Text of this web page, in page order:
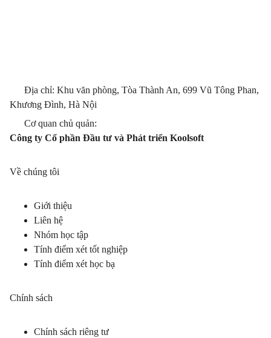
Địa chỉ: Khu văn phòng, Tòa Thành An, 699 Vũ Tông Phan,
Khương Đình, Hà Nội
Cơ quan chủ quản:
Công ty Cổ phần Đầu tư và Phát triển Koolsoft
Về chúng tôi
Giới thiệu
Liên hệ
Nhóm học tập
Tính điểm xét tốt nghiệp
Tính điểm xét học bạ
Chính sách
Chính sách riêng tư